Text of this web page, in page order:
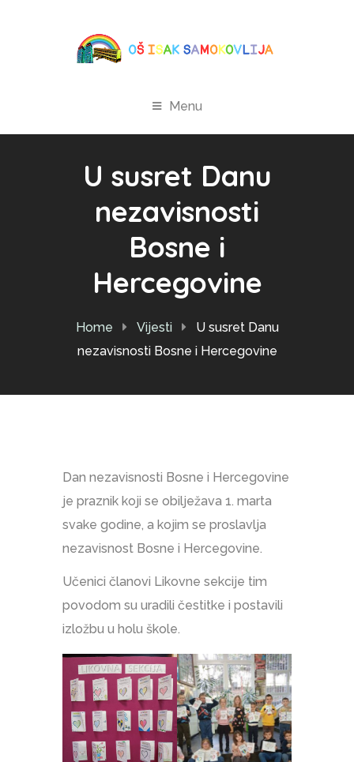
Menu
U susret Danu
nezavisnosti
Bosne i
Hercegovine
Home Vijesti
U susret Danu
nezavisnosti Bosne i Hercegovine
Dan nezavisnosti Bosne i Hercegovine
je praznik koji se obilježava 1. marta
svake godine, a kojim se proslavlja
nezavisnost Bosne i Hercegovine.
Učenici članovi Likovne sekcije tim
povodom su uradili čestitke i postavili
izložbu u holu škole.